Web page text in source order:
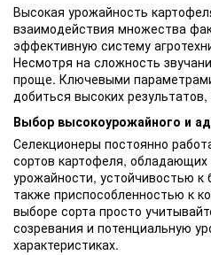
Высокая урожайность
взаимодействия множества
эффективную систему
Несмотря на сложность
проще. Ключевыми
добиться высоких
Выбор высокоурожайного и
Селекционеры постоянно
сортов картофеля,
урожайности, устойчивостью к
также приспособленностью к
выборе сорта просто
созревания и потенциальную
характеристиках.